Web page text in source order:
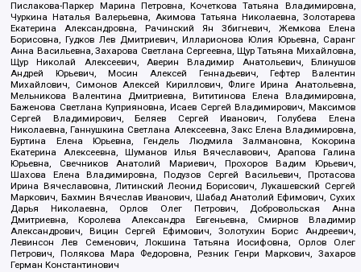
Пислакова-Паркер Марина Петровна, Кочеткова Татьяна Владимировна,
Чуркина Наталья Валерьевна, Акимова Татьяна Николаевна, Золотарева
Екатерина Александровна, Рачинский Ян Збигневич, Жемкова Елена
Борисовна, Гудков Лев Дмитриевич, Илларионова Юлия Юрьевна, Саранг
Анна Васильевна, Захарова Светлана Сергеевна, Щур Татьяна Михайловна,
Щур Николай Алексеевич, Аверин Владимир Анатольевич, Блинушов
Андрей Юрьевич, Мосин Алексей Геннадьевич, Гефтер Валентин
Михайлович, Симонов Алексей Кириллович, Флиге Ирина Анатольевна,
Мельникова Валентина Дмитриевна, Вититинова Елена Владимировна,
Баженова Светлана Куприяновна, Исаев Сергей Владимирович, Максимов
Сергей Владимирович, Беляев Сергей Иванович, Голубева Елена
Николаевна, Ганнушкина Светлана Алексеевна, Закс Елена Владимировна,
Буртина Елена Юрьевна, Гендель Людмила Залмановна, Кокорина
Екатерина Алексеевна, Шуманов Илья Вячеславович, Арапова Галина
Юрьевна, Свечников Анатолий Мариевич, Прохоров Вадим Юрьевич,
Шахова Елена Владимировна, Подузов Сергей Васильевич, Протасова
Ирина Вячеславовна, Литинский Леонид Борисович, Лукашевский Сергей
Маркович, Бахмин Вячеслав Иванович, Шабад Анатолий Ефимович, Сухих
Дарья Николаевна, Орлов Олег Петрович, Добровольская Анна
Дмитриевна, Королева Александра Евгеньевна, Смирнов Владимир
Александрович, Вицин Сергей Ефимович, Золотухин Борис Андреевич,
Левинсон Лев Семенович, Локшина Татьяна Иосифовна, Орлов Олег
Петрович, Полякова Мара Федоровна, Резник Генри Маркович, Захаров
Герман Константинович